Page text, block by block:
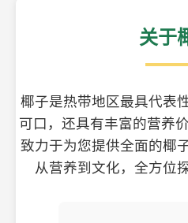
关于
椰子是热带地区最具代表
可口，还具有丰富的营养
致力于为您提供全面的椰
从营养到文化，全方位